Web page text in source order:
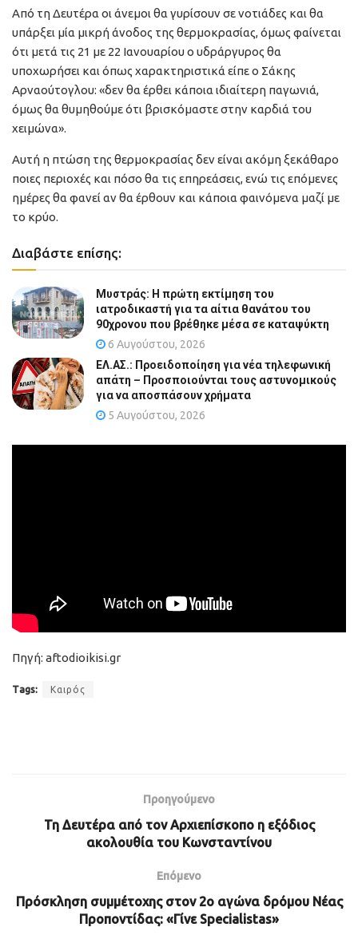
Από τη Δευτέρα οι άνεμοι θα γυρίσουν σε νοτιάδες και θα
υπάρξει μία μικρή άνοδος της θερμοκρασίας, όμως φαίνεται
ότι μετά τις 21 με 22 Ιανουαρίου ο υδράργυρος θα
υποχωρήσει και όπως χαρακτηριστικά είπε ο Σάκης
Αρναούτογλου: «δεν θα έρθει κάποια ιδιαίτερη παγωνιά,
όμως θα θυμηθούμε ότι βρισκόμαστε στην καρδιά του
χειμώνα».
Αυτή η πτώση της θερμοκρασίας δεν είναι ακόμη ξεκάθαρο
ποιες περιοχές και πόσο θα τις επηρεάσεις, ενώ τις επόμενες
ημέρες θα φανεί αν θα έρθουν και κάποια φαινόμενα μαζί με
το κρύο.
Διαβάστε επίσης:
Μυστράς: Η πρώτη εκτίμηση του
ιατροδικαστή για τα αίτια θανάτου του
90χρονου που βρέθηκε μέσα σε καταψύκτη
6 Αυγούστου, 2026
ΕΛ.ΑΣ.: Προειδοποίηση για νέα τηλεφωνική
απάτη – Προσποιούνται τους αστυνομικούς
για να αποσπάσουν χρήματα
5 Αυγούστου, 2026
Πηγή: aftodioikisi.gr
Tags: Καιρός
Προηγούμενο
Τη Δευτέρα από τον Αρχιεπίσκοπο η εξόδιος
ακολουθία του Κωνσταντίνου
Επόμενο
Πρόσκληση συμμέτοχης στον 2o αγώνα δρόμου Νέας
Προποντίδας: «Γίνε Specialistas»